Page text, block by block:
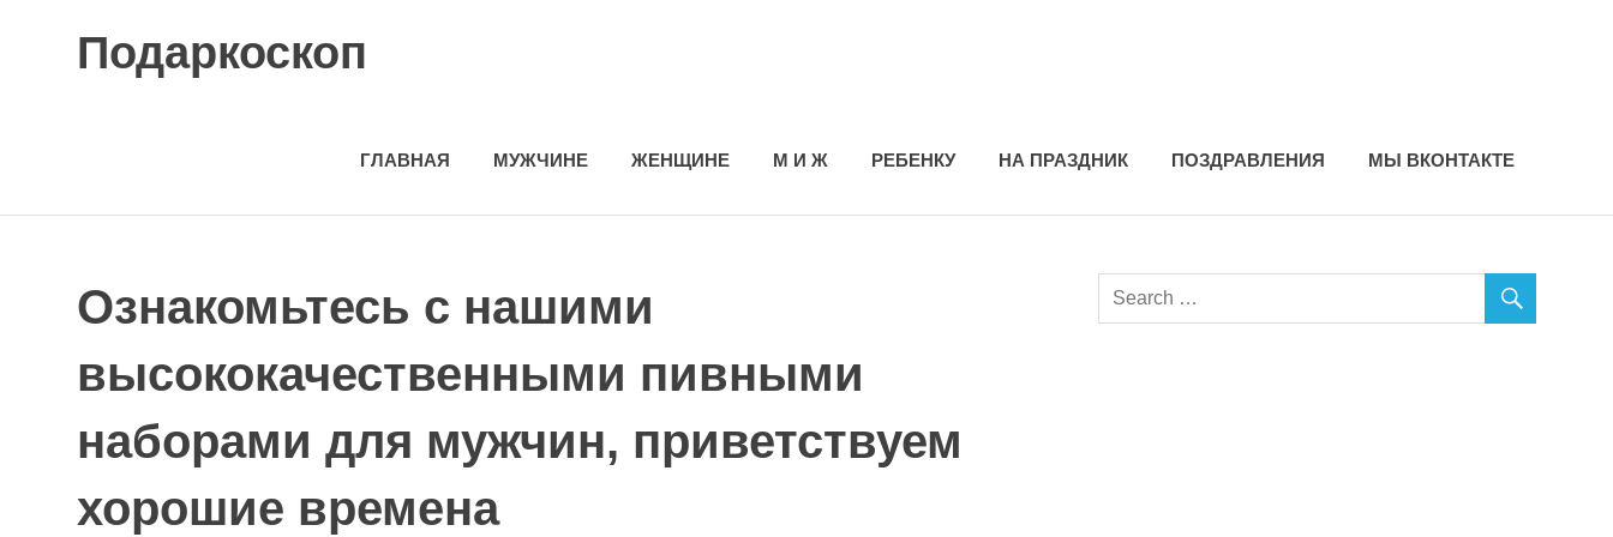
Подаркоскоп
ГЛАВНАЯ МУЖЧИНЕ ЖЕНЩИНЕ М И Ж РЕБЕНКУ НА ПРАЗДНИК ПОЗДРАВЛЕНИЯ МЫ ВКОНТАКТЕ
Ознакомьтесь с нашими
высококачественными пивными
наборами для мужчин, приветствуем
хорошие времена